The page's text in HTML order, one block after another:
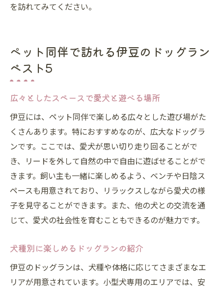
を訪れてみてください。
ペット同伴で訪れる伊豆のドッグラン
ベスト5
広々としたスペースで愛犬と遊べる場所
伊豆には、ペット同伴で楽しめる広々とした遊び場がた
くさんあります。特におすすめなのが、広大なドッグラ
ンです。ここでは、愛犬が思い切り走り回ることがで
き、リードを外して自然の中で自由に遊ばせることがで
きます。飼い主も一緒に楽しめるよう、ベンチや日陰ス
ペースも用意されており、リラックスしながら愛犬の様
子を見守ることができます。また、他の犬との交流を通
じて、愛犬の社会性を育むこともできるのが魅力です。
犬種別に楽しめるドッグランの紹介
伊豆のドッグランは、犬種や体格に応じてさまざまなエ
リアが用意されています。小型犬専用のエリアでは、安